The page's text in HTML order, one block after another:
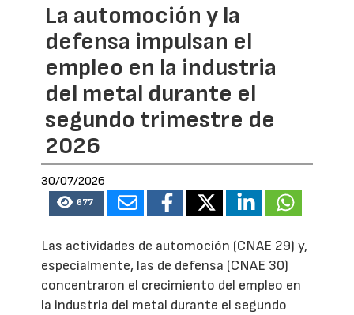
La automoción y la
defensa impulsan el
empleo en la industria
del metal durante el
segundo trimestre de
2026
30/07/2026
677
Las actividades de automoción (CNAE 29) y,
especialmente, las de defensa (CNAE 30)
concentraron el crecimiento del empleo en
la industria del metal durante el segundo